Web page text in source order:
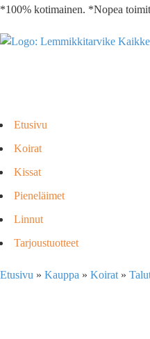
*100% kotimainen. *Nopea
Etusivu
Koirat
Kissat
Pieneläimet
Linnut
Tarjoustuotteet
Etusivu » Kauppa » Koirat »